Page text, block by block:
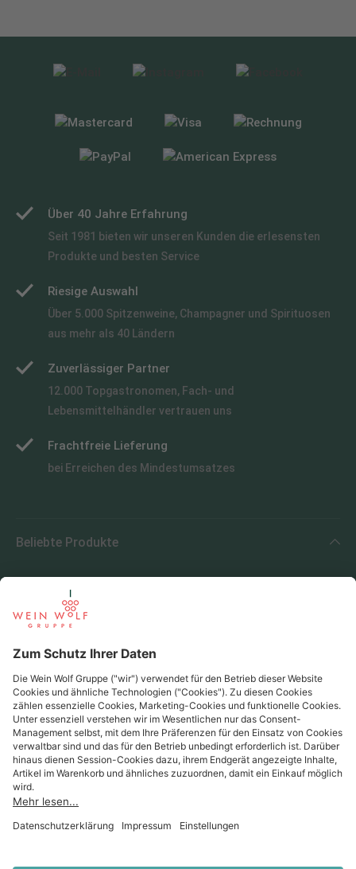
Über 40 Jahre Erfahrung
Seit 1981 bieten wir unseren Kunden die erlesensten
Produkte und besten Service
Riesige Auswahl
Über 5.000 Spitzenweine, Champagner und Spirituosen
aus mehr als 40 Ländern
Zuverlässiger Partner
12.000 Topgastronomen, Fach- und
Lebensmittelhändler vertrauen uns
Frachtfreie Lieferung
bei Erreichen des Mindestumsatzes
Beliebte Produkte
Beliebte Regionen
Beliebte Produzenten
Wein Wolf
Wein Wolf GmbH